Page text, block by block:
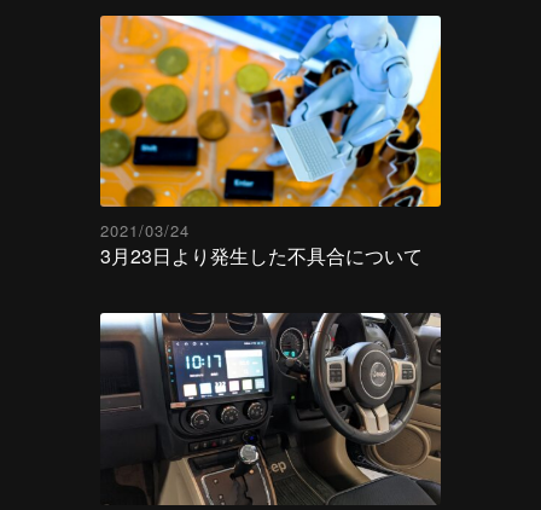
2021/03/24
3月23日より発生した不具合について